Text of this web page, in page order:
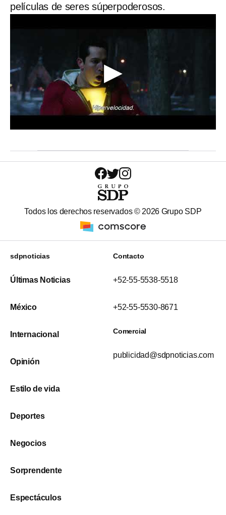
películas de seres súperpoderosos.
Todos los derechos reservados © 2026 Grupo SDP
sdpnoticias
Últimas Noticias
México
Internacional
Opinión
Estilo de vida
Deportes
Negocios
Sorprendente
Espectáculos
Contacto
+52-55-5538-5518
+52-55-5530-8671
Comercial
publicidad@sdpnoticias.com